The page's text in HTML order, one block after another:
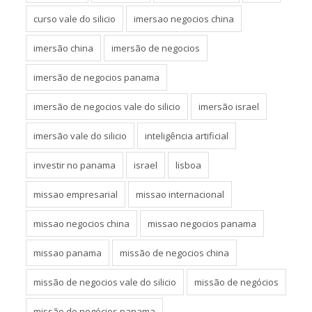
curso vale do silicio imersao negocios china
imersão china imersão de negocios
imersão de negocios panama
imersão de negocios vale do silicio imersão israel
imersão vale do silicio inteligência artificial
investir no panama israel lisboa
missao empresarial missao internacional
missao negocios china missao negocios panama
missao panama missão de negocios china
missão de negocios vale do silicio missão de negócios